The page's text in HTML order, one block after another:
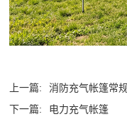
上一篇:
消防充气帐篷常
下一篇:
电力充气帐篷